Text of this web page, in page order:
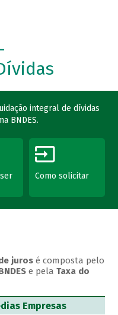
integral de dívidas
BNDES.
Como solicitar
juros é composta pelo
e pelaTaxa do
Empresas